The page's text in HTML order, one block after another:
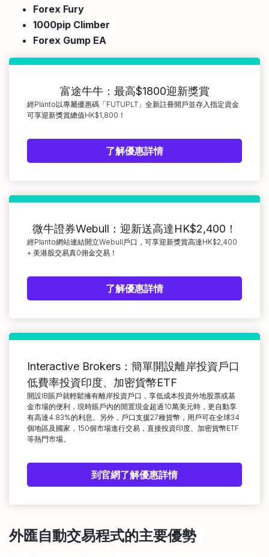
Forex Fury
1000pip Climber
Forex Gump EA
富途牛牛：最高$1800迎新獎賞
經Planto以專屬優惠碼「FUTUPLT」全新註冊開戶並存入指定資金
可享迎新獎賞總值HK$1,800！
了解優惠詳情
微牛證券Webull：迎新送高達HK$2,400！
經Planto網站連結開立Webull戶口，可享迎新獎賞高達HK$2,400
+ 美港股交易真0佣金交易！
了解優惠詳情
Interactive Brokers：簡單開設離岸投資戶口
低費率投資印度、加密貨幣ETF
開設IB賬戶就輕鬆擁有離岸投資戶口，享低成本投資外地股票或基
金市場的便利，現時賬戶內的閒置現金超過10萬美元時，更自動享
有高達4.83%的利息。另外，戶口支援27種貨幣，用戶可在全球34
個地區及國家，150個市場進行交易，直接投資印度、加密貨幣ETF
等熱門市場。
到官網了解優惠詳情
外匯自動交易程式的主要優勢